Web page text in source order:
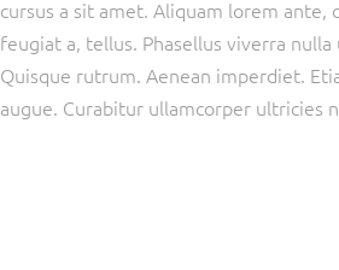
cursus a sit amet. Aliquam lorem ante,
feugiat a, tellus. Phasellus viverra
Quisque rutrum. Aenean imperdiet.
augue. Curabitur ullamcorper ultricies